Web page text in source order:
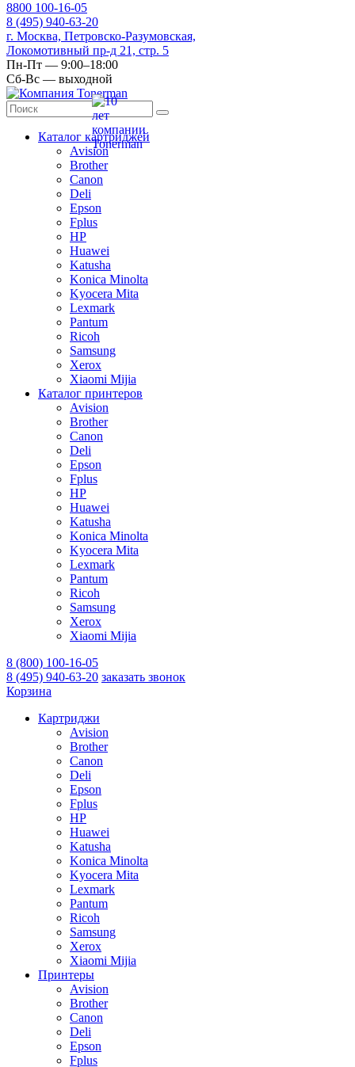
8800 100-16-05
8 (495) 940-63-20
г. Москва, Петровско-Разумовская,
Локомотивный пр-д 21, стр. 5
Пн-Пт — 9:00–18:00
Сб-Вс — выходной
Каталог картриджей
Avision
Brother
Canon
Deli
Epson
Fplus
HP
Huawei
Katusha
Konica Minolta
Kyocera Mita
Lexmark
Pantum
Ricoh
Samsung
Xerox
Xiaomi Mijia
Каталог принтеров
Avision
Brother
Canon
Deli
Epson
Fplus
HP
Huawei
Katusha
Konica Minolta
Kyocera Mita
Lexmark
Pantum
Ricoh
Samsung
Xerox
Xiaomi Mijia
8 (800) 100-16-05
8 (495) 940-63-20 заказать звонок
Корзина
Картриджи
Avision
Brother
Canon
Deli
Epson
Fplus
HP
Huawei
Katusha
Konica Minolta
Kyocera Mita
Lexmark
Pantum
Ricoh
Samsung
Xerox
Xiaomi Mijia
Принтеры
Avision
Brother
Canon
Deli
Epson
Fplus